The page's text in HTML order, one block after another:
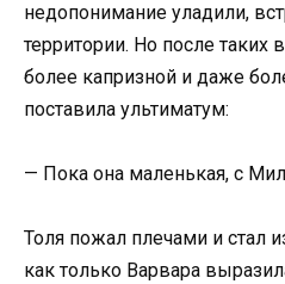
недопонимание уладили,
территории. Но после таких
более капризной и даже
поставила ультиматум:
— Пока она маленькая, с
Толя пожал плечами и стал
как только Варвара